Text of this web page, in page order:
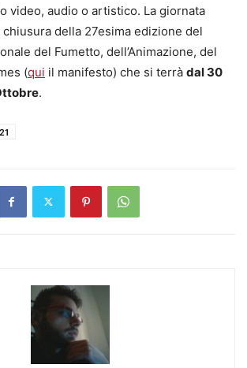
video, audio o artistico. La giornata
della 27esima edizione del
del Fumetto, dell’Animazione, del
(qui il manifesto) che si terrà dal 30
.